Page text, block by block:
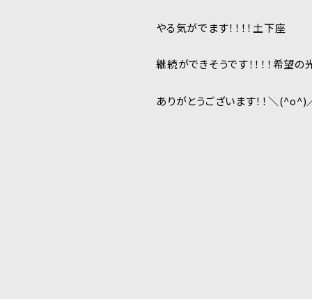
やる気がでます！！！！土下座
継続ができそうです！！！！希望の
ありがとうございます！！＼(^o^)